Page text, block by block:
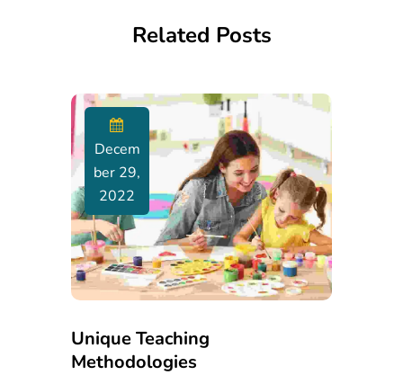
Related Posts
Decem
Ber 29,
2022
Unique Teaching
Methodologies